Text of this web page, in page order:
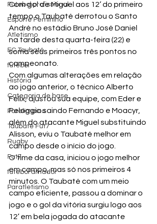
Futebol profissional
Esporte Feminino
Atletismo
EC Taubaté
futebol
História
Categoria de base
Paralímpico
Taubaté Fut7
Rugby
Fut7
futebol amador
Paratletismo
Com gol de Miguel aos 12’ do primeiro
tempo o Taubaté derrotou o Santo
André no estádio Bruno José Daniel
na tarde desta quarta-feira (22) e
soma seus primeiros três pontos no
campeonato.
Com algumas alterações em relação
ao jogo anterior, o técnico Alberto
Felix, ajustou sua equipe, com Eder e
Peloggia saindo Fernando e Moacyr,
além do atacante Miguel substituindo
Alisson, eviu o Taubaté melhor em
campo desde o início do jogo.
O time da casa, iniciou o jogo melhor
em campo, mas só nos primeiros 4
minutos. O Taubaté com um meio
campo eficiente, passou a dominar o
jogo e o gol da vitória surgiu logo aos
12’ em bela jogada do atacante